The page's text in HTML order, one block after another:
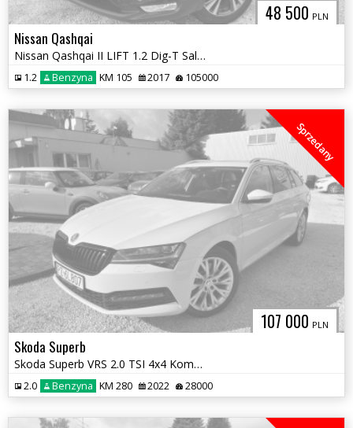
48 500 PLN
Nissan Qashqai
Nissan Qashqai II LIFT 1.2 Dig-T Salon Polska
1.2 Benzyna KM 105 2017 105000
107 000 PLN
Sprzedany
Skoda Superb
Skoda Superb VRS 2.0 TSI 4x4 Kombi LIFT
2.0 Benzyna KM 280 2022 28000